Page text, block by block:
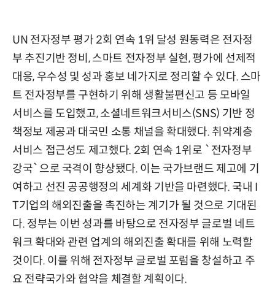
UN 전자정부 평가 2회 연속 1위 달성 원동력은 전자정
부 추진기반 정비, 스마트 전자정부 실현, 평가에 선제적
대응, 우수성 및 성과 홍보 네가지로 정리할 수 있다. 스마
트 전자정부를 구현하기 위해 생활불편신고 등 모바일
서비스를 도입했고, 소셜네트워크서비스(SNS) 기반 정
책정보 제공과 대국민 소통 채널을 확대했다. 취약계층
서비스 접근성도 제고했다. 2회 연속 1위로 `전자정부
강국`으로 국격이 향상됐다. 이는 국가브랜드 제고에 기
여하고 선진 공공행정의 세계화 기반을 마련했다. 국내 I
T기업의 해외진출을 촉진하는 계기가 될 것으로 기대된
다. 정부는 이번 성과를 바탕으로 전자정부 글로벌 네트
워크 확대와 관련 업계의 해외진출 확대를 위해 노력할
것이다. 이를 위해 전자정부 글로벌 포럼을 창설하고 주
요 전략국가와 협약을 체결할 계획이다.